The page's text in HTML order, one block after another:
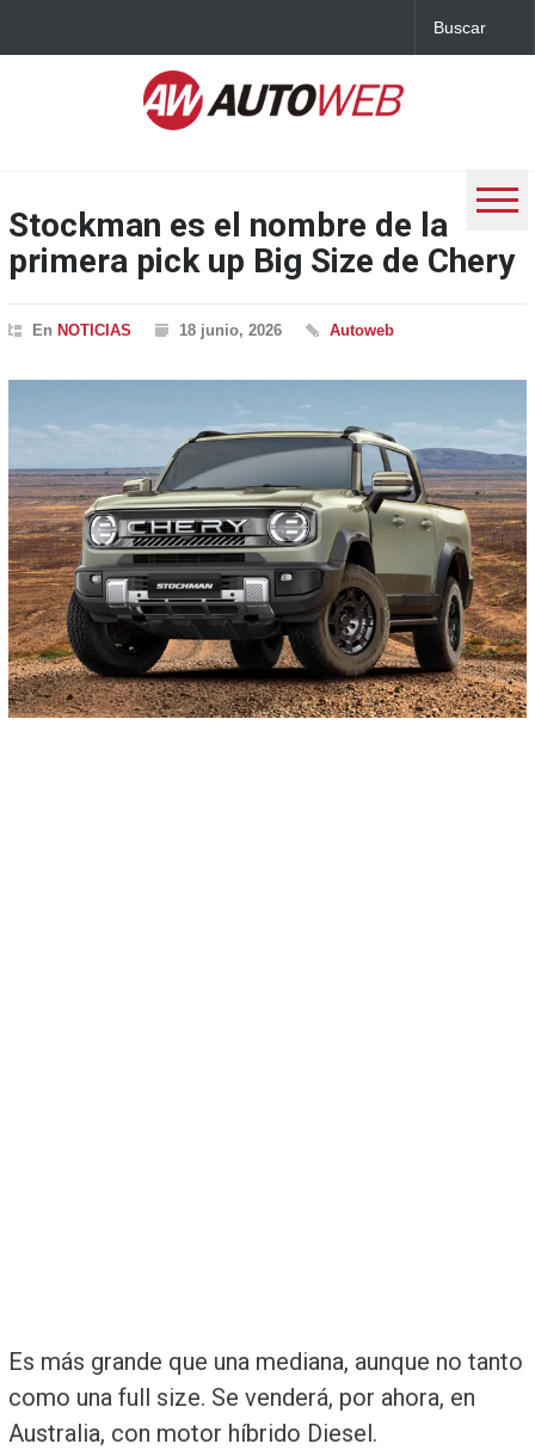
Stockman es el nombre de la
primera pick up Big Size de Chery
En NOTICIAS 18 junio, 2026 Autoweb
Es más grande que una mediana, aunque no tanto
como una full size. Se venderá, por ahora, en
Australia, con motor híbrido Diesel.